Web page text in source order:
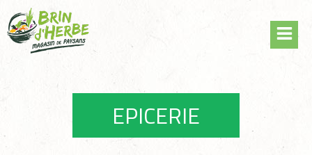
to
content
EPICERIE
Panneau de gestion des cookies